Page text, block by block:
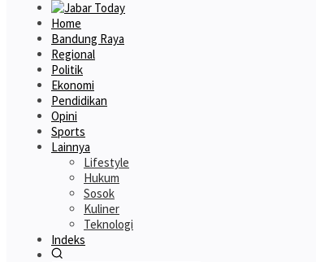
Home
Bandung Raya
Regional
Politik
Ekonomi
Pendidikan
Opini
Sports
Lainnya
Lifestyle
Hukum
Sosok
Kuliner
Teknologi
Indeks